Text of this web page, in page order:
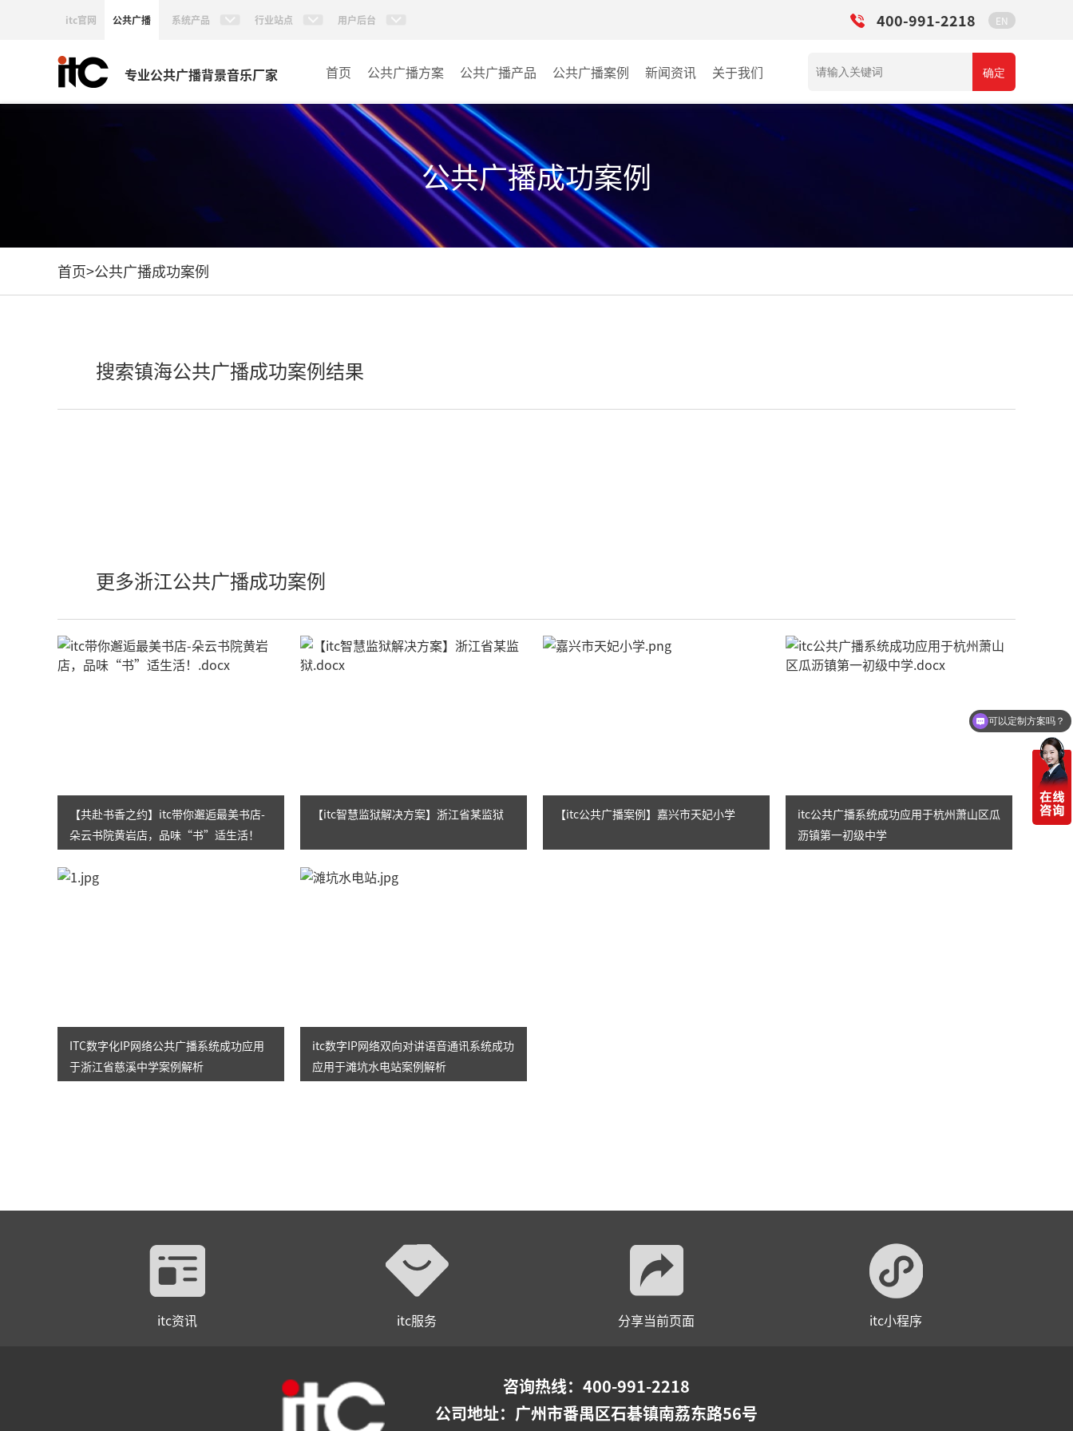
itc官网 公共广播 系统产品 行业站点 用户后台 400-991-2218 EN
专业公共广播背景音乐厂家 首页 公共广播方案 公共广播产品
AI智慧88广播系统
AI校园防欺凌系统
校园应急广播
PIS系统
可视广播
AI智慧机场广播系统
AI智慧轨道交通广播系统
公共广播案例
医院
景区
商场
新闻资讯 关于我们 确定
公共广播成功案例
首页>公共广播成功案例
搜索镇海公共广播成功案例结果
更多浙江公共广播成功案例
【共赴书香之约】itc带你邂逅最美书店-
朵云书院黄岩店，品味“书”适生活！
【itc智慧监狱解决方案】浙江省某监狱 【itc公共广播案例】嘉兴市天妃小学
itc公共广播系统成功应用于杭州萧山区瓜
沥镇第一初级中学
ITC数字化IP网络公共广播系统成功应用
于浙江省慈溪中学案例解析
itc数字IP网络双向对讲语音通讯系统成功
应用于滩坑水电站案例解析
itc资讯 itc服务 分享当前页面 itc小程序
咨询热线：400-991-2218
公司地址： 广州市番禺区石碁镇南荔东路56号
可以定制方案吗？